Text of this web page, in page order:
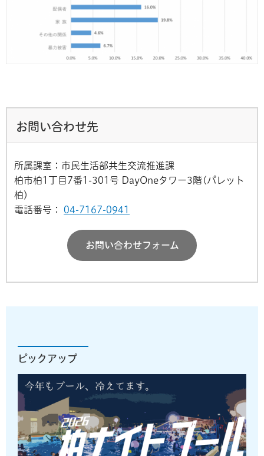
お問い合わせ先
所属課室：市民生活部共生交流推進課
柏市柏1丁目7番1-301号 DayOneタワー3階(パレット
柏)
電話番号：
04-7167-0941
お問い合わせフォーム
ピックアップ